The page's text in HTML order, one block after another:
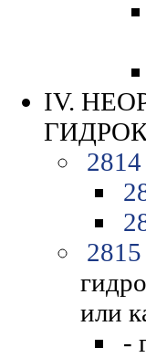
IV.
2814
2815
или
-